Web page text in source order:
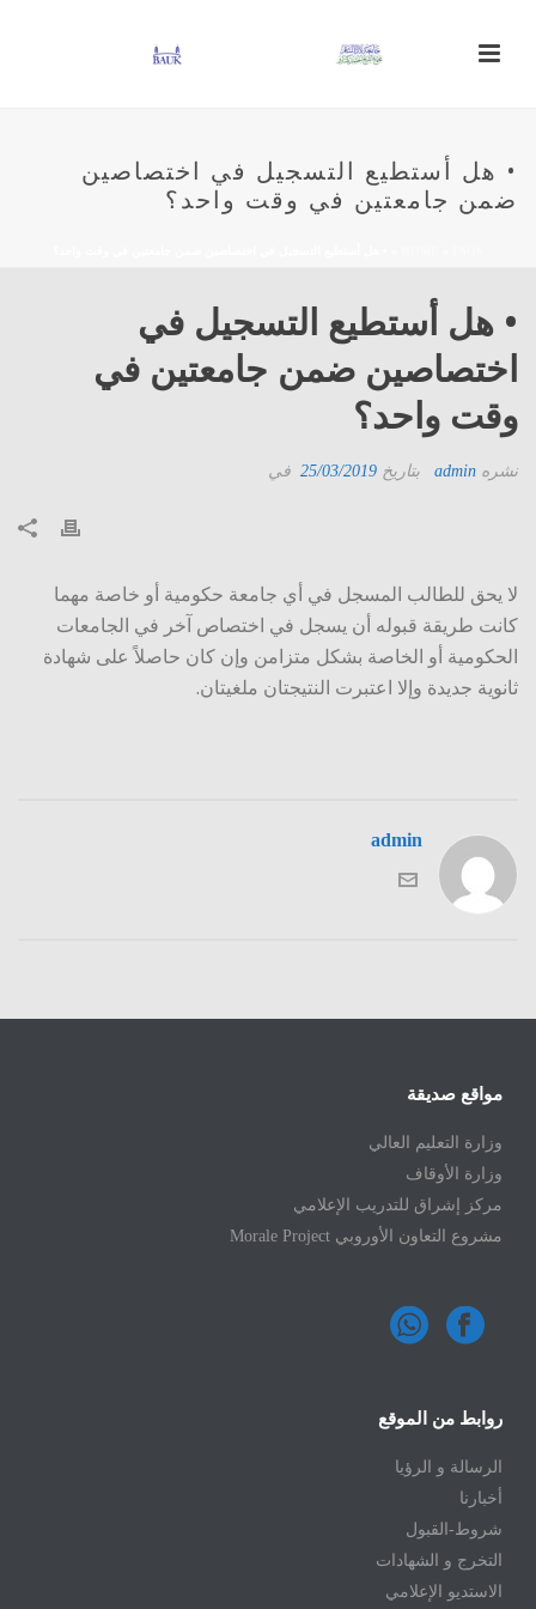
• هل أستطيع التسجيل في اختصاصين
ضمن جامعتين في وقت واحد؟
• هل أستطيع التسجيل في
اختصاصين ضمن جامعتين في
وقت واحد؟
نشره admin بتاريخ 25/03/2019 في
لا يحق للطالب المسجل في أي جامعة حكومية أو خاصة مهما
كانت طريقة قبوله أن يسجل في اختصاص آخر في الجامعات
الحكومية أو الخاصة بشكل متزامن وإن كان حاصلاً على شهادة
ثانوية جديدة وإلا اعتبرت النتيجتان ملغيتان.
admin
مواقع صديقة
وزارة التعليم العالي
وزارة الأوقاف
مركز إشراق للتدريب الإعلامي
مشروع التعاون الأوروبي Morale Project
روابط من الموقع
الرسالة و الرؤيا
أخبارنا
شروط-القبول
التخرج و الشهادات
الاستديو الإعلامي